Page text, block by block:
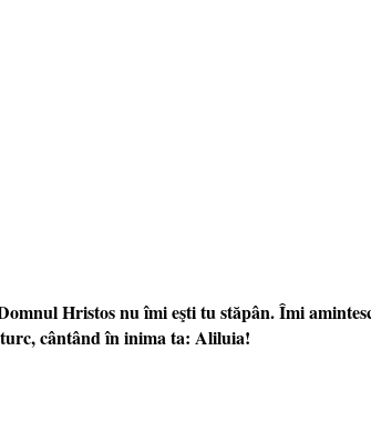
Hristos nu îmi eşti tu stăpân. Îmi
turc, cântând în inima ta: Aliluia!